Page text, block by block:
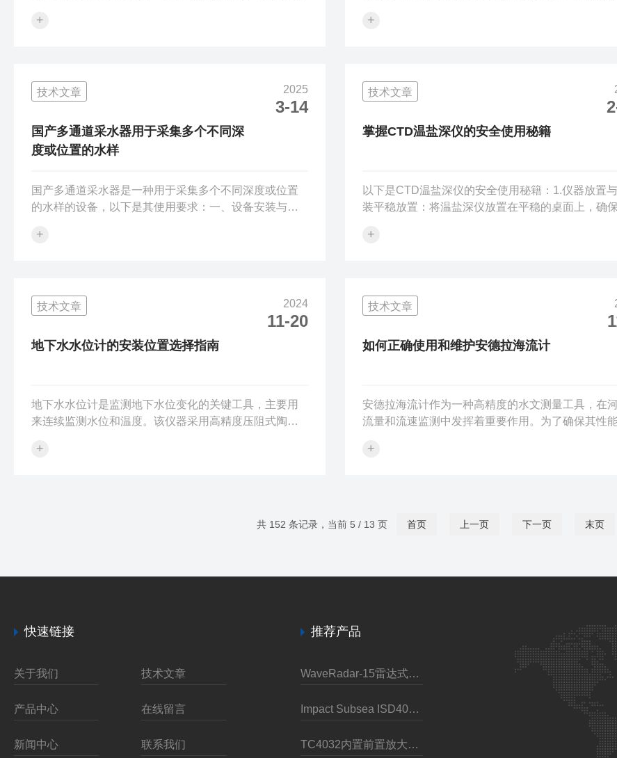
能够实时、连续地测量多项关键水质参数。例如，通过
速检测到相关指标的异常变化，为环保部门提供准确的
数据支持，以便快速采取应对措施，控制污染扩散。2.地
下水监测对于地下水水质的监测同样重要。传...
+
水质传感器的外壳通常采用高强度、耐腐蚀的材料，
环境中，含有大量的酸碱等腐蚀性物质，不锈钢外
以有效保护传感器内部元件。内部的电子元件也经
格筛选，具有良好的耐热、耐湿和抗电磁干扰特性...
+
技术文章 2025
3-14
国产多通道采水器用于采集多个不同深
度或位置的水样
国产多通道采水器是一种用于采集多个不同深度或位置
的水样的设备，以下是其使用要求：一、设备安装与调
机、泵等可能产生振动的设备，避免因振动影响采水器
流向和底部地形。确保采水器安装在合适的深度，既能
采集到目标水层的水样，又不会因水流冲击或底部泥沙
堆积而影响其正常工作。例如，在河流中安装时，...
+
技术文章
掌握CTD温盐深仪的安全使用秘籍
以下是CTD温盐深仪的安全使用秘籍：1.仪器放置
装平稳放置：将温盐深仪放置在平稳的桌面上，确
查机械连接是否可靠，确保水下单元和采水器的水密
发生短路、漏电等电气事故。电量监测：对于使用
供电的CTD温盐深仪，要定期检查电池状态，确保
充足，并及时更换老化或性能下降的电池，...
+
技术文章 2024
11-20
地下水水位计的安装位置选择指南
地下水水位计是监测地下水位变化的关键工具，主要用
来连续监测水位和温度。该仪器采用高精度压阻式陶瓷
池可连续工作高达10年时间。水位捕获速度可达10次每
一、了解监测目的在确定地下水水位计的安装位置之
+
技术文章
如何正确使用和维护安德拉海流计
安德拉海流计作为一种高精度的水文测量工具，在
流量和流速监测中发挥着重要作用。为了确保其性
准备1、选择合适的安装位置：（1）选择水流平稳、
别是传感器部分。（2）确保电池电量充足或电源连
+
共 152 条记录，当前 5 / 13 页 首页 上一页 下一页 末页
快速链接
关于我们 技术文章
产品中心 在线留言
新闻中心 联系我们
推荐产品
WaveRadar-15雷达式波浪水位传感器
Impact Subsea ISD4000深度计（带AHRS）
TC4032内置前置放大器标量水听器